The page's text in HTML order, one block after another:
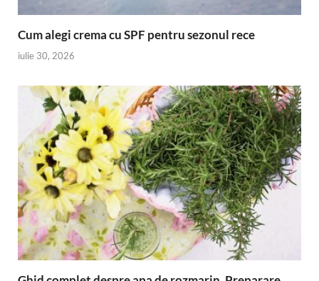
Cum alegi crema cu SPF pentru sezonul rece
iulie 30, 2026